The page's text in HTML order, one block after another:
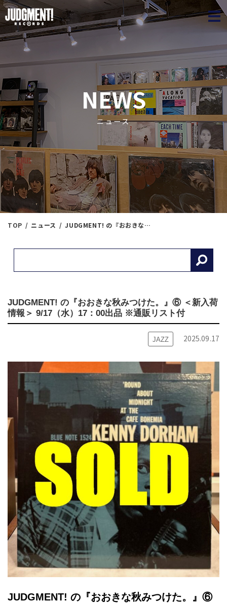
NEWS
ニュース
TOP ニュース JUDGMENT! の『おおきな秋みつけた。』⑥ ＜新入荷情報＞ 9/17（水）17：00出品 ※通販リスト付
JUDGMENT! の『おおきな秋みつけた。』⑥ ＜新入荷
情報＞ 9/17（水）17：00出品 ※通販リスト付
JAZZ 2025.09.17
JUDGMENT! の『おおきな秋みつけた。』⑥